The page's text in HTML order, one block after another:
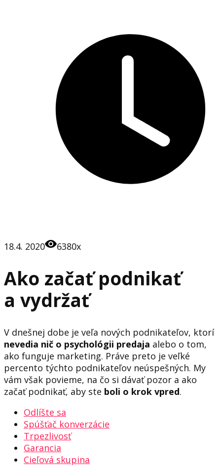
18.4. 2020 6380x
Ako začať podnikať
a vydržať
V dnešnej dobe je veľa nových podnikateľov, ktorí
nevedia nič o psychológii predaja alebo o tom,
ako funguje marketing. Práve preto je veľké
percento týchto podnikateľov neúspešných. My
vám však povieme, na čo si dávať pozor a ako
začať podnikať, aby ste boli o krok vpred.
Odlíšte sa
Spúšťač konverzácie
Trpezlivosť
Garancia
Cieľová skupina